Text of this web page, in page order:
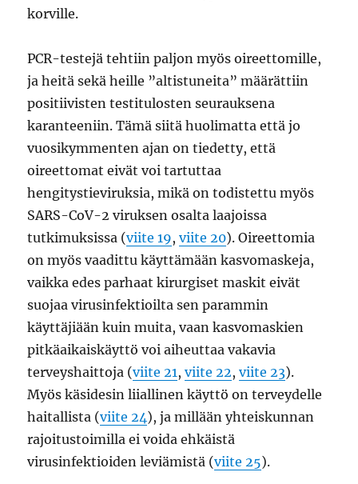
korville.
PCR-testejä tehtiin paljon myös oireettomille,
ja heitä sekä heille ”altistuneita” määrättiin
positiivisten testitulosten seurauksena
karanteeniin. Tämä siitä huolimatta että jo
vuosikymmenten ajan on tiedetty, että
oireettomat eivät voi tartuttaa
hengitystieviruksia, mikä on todistettu myös
SARS-CoV-2 viruksen osalta laajoissa
tutkimuksissa (viite 19,viite 20). Oireettomia
on myös vaadittu käyttämään kasvomaskeja,
vaikka edes parhaat kirurgiset maskit eivät
suojaa virusinfektioilta sen parammin
käyttäjiään kuin muita, vaan kasvomaskien
pitkäaikaiskäyttö voi aiheuttaa vakavia
terveyshaittoja (viite 21 ,viite 22,viite 23).
Myös käsidesin liiallinen käyttö on terveydelle
haitallista (viite 24), ja millään yhteiskunnan
rajoitustoimilla ei voida ehkäistä
virusinfektioiden leviämistä (viite 25).